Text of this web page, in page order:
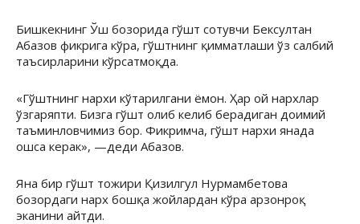
Бишкекнинг Ўш бозорида гўшт сотувчи Бексултан
Абазов фикрига кўра, гўштнинг қимматлаши ўз салбий
таъсирларини кўрсатмоқда.
«Гўштнинг нархи кўтарилгани ёмон. Ҳар ой нархлар
ўзгаряпти. Бизга гўшт олиб келиб берадиган доимий
таъминловчимиз бор. Фикримча, гўшт нархи янада
ошса керак», —деди Абазов.
Яна бир гўшт тожири Қизилгул Нурмамбетова
бозордаги нарх бошқа жойлардан кўра арзонроқ
эканини айтди.